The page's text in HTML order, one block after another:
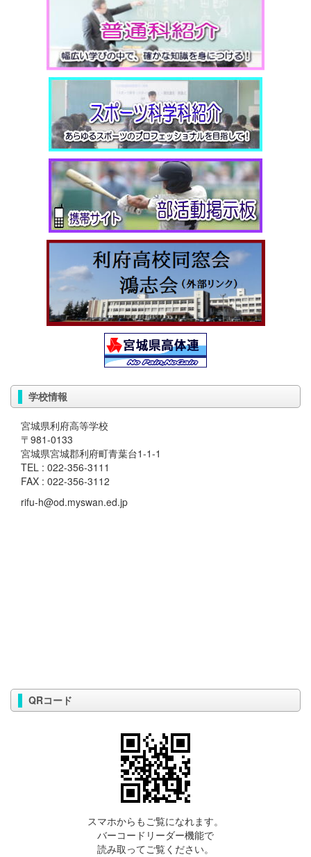
学校情報
宮城県利府高等学校
〒981-0133
宮城県宮城郡利府町青葉台1-1-1
TEL : 022-356-3111
FAX : 022-356-3112
rifu-h@od.myswan.ed.jp
QRコード
スマホからもご覧になれます。
バーコードリーダー機能で
読み取ってご覧ください。